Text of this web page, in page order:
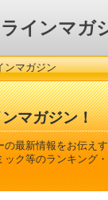
インマガ
マガジン
マガジン！
最新情報をお伝え
ック等のランキング